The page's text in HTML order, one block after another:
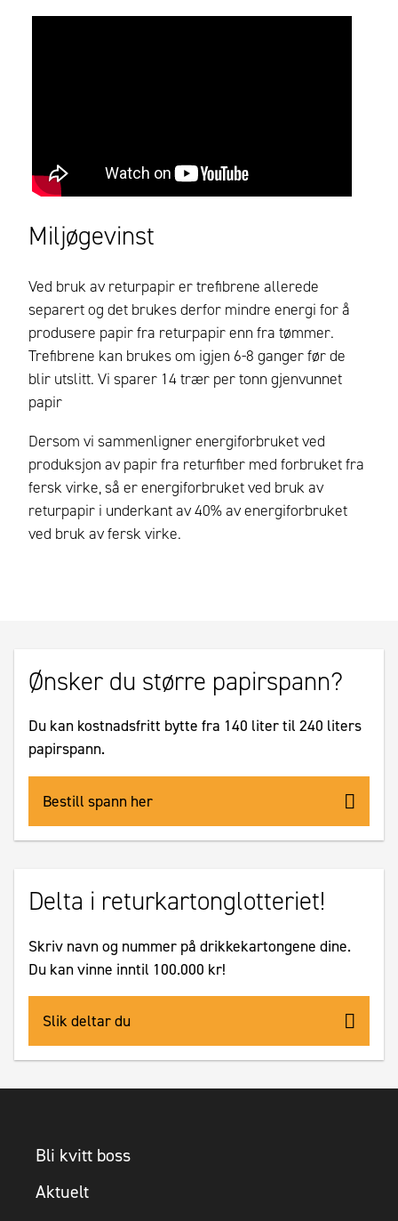
Miljøgevinst
Ved bruk av returpapir er trefibrene allerede
separert og det brukes derfor mindre energi for å
produsere papir fra returpapir enn fra tømmer.
Trefibrene kan brukes om igjen 6-8 ganger før de
blir utslitt. Vi sparer 14 trær per tonn gjenvunnet
papir
Dersom vi sammenligner energiforbruket ved
produksjon av papir fra returfiber med forbruket fra
fersk virke, så er energiforbruket ved bruk av
returpapir i underkant av 40% av energiforbruket
ved bruk av fersk virke.
Ønsker du større papirspann?
Du kan kostnadsfritt bytte fra 140 liter til 240 liters
papirspann.
Bestill spann her
Delta i returkartonglotteriet!
Skriv navn og nummer på drikkekartongene dine.
Du kan vinne inntil 100.000 kr!
Slik deltar du
Bli kvitt boss
Aktuelt